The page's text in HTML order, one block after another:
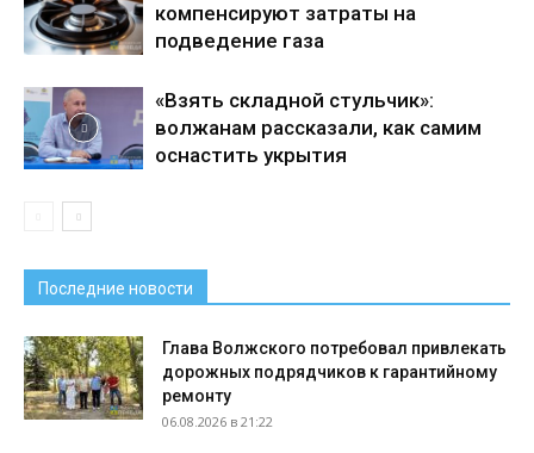
компенсируют затраты на
подведение газа
«Взять складной стульчик»:
волжанам рассказали, как самим
оснастить укрытия
Последние новости
Глава Волжского потребовал привлекать
дорожных подрядчиков к гарантийному
ремонту
06.08.2026 в 21:22